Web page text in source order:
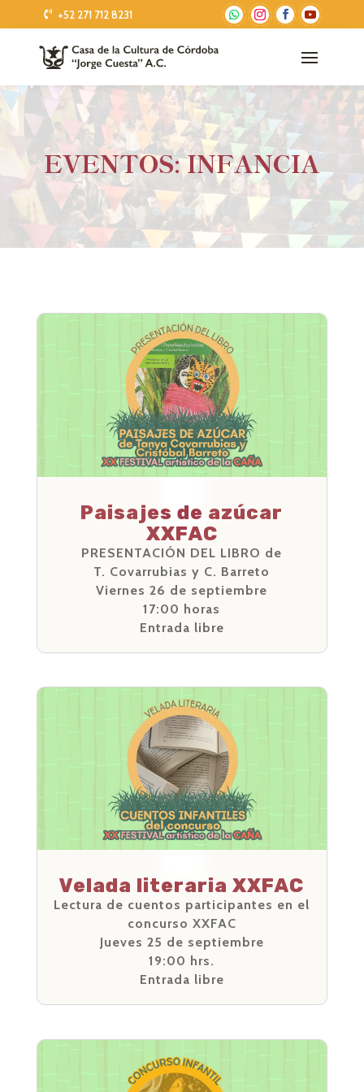
+52 271 712 8231
EVENTOS: INFANCIA
Paisajes de azúcar
XXFAC
PRESENTACIÓN DEL LIBRO de
T. Covarrubias y C. Barreto
Viernes 26 de septiembre
17:00 horas
Entrada libre
Velada literaria XXFAC
Lectura de cuentos participantes en el
concurso XXFAC
Jueves 25 de septiembre
19:00 hrs.
Entrada libre